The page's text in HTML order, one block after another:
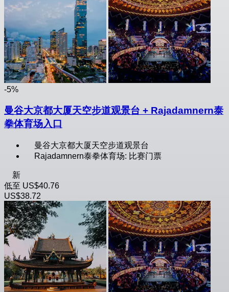
-5%
曼谷大京都大厦天空步道观景台 + Rajadamnern泰
拳体育场入口
曼谷大京都大厦天空步道观景台
Rajadamnern泰拳体育场: 比赛门票
新
低至 US$40.76
US$38.72